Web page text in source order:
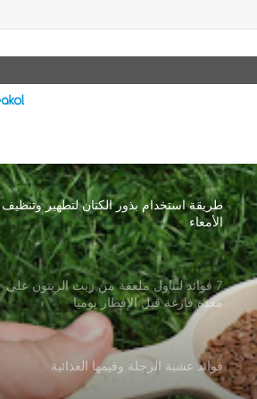
طريقة استخدام بذور الكتان لتطهير وتنظيف
الأمعاء
7 فوائد لتناول ملعقة من زيت الزيتون على
معدة فارغة قبل الإفطار يوميا
فوائد عشبة الرجلة وقيمها الغذائية